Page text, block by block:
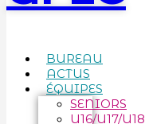
BUREAU
ACTUS
ÉQUIPES
SENIORS
U16/U17/U18